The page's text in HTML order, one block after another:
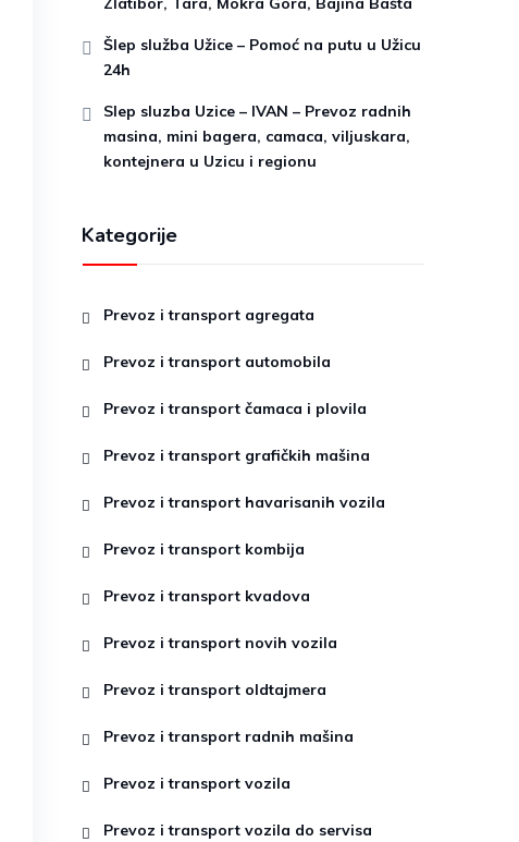
Šlep služba Užice – Pomoć na putu u Užicu
24h
Slep sluzba Uzice – IVAN – Prevoz radnih
masina, mini bagera, camaca, viljuskara,
kontejnera u Uzicu i regionu
Kategorije
Prevoz i transport agregata
Prevoz i transport automobila
Prevoz i transport čamaca i plovila
Prevoz i transport grafičkih mašina
Prevoz i transport havarisanih vozila
Prevoz i transport kombija
Prevoz i transport kvadova
Prevoz i transport novih vozila
Prevoz i transport oldtajmera
Prevoz i transport radnih mašina
Prevoz i transport vozila
Prevoz i transport vozila do servisa